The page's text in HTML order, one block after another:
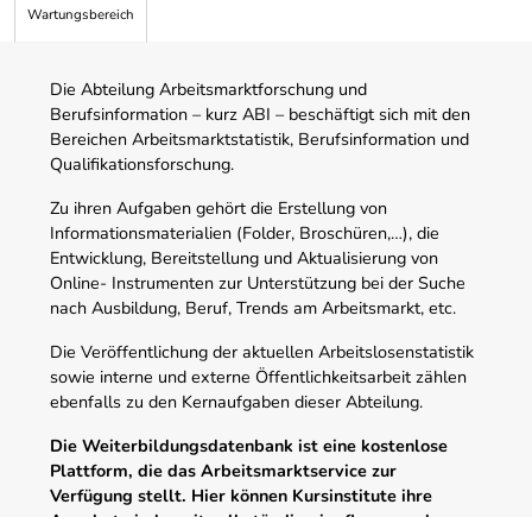
Wartungsbereich
Die Abteilung Arbeitsmarktforschung und
Berufsinformation – kurz ABI – beschäftigt sich mit den
Bereichen Arbeitsmarktstatistik, Berufsinformation und
Qualifikationsforschung.
Zu ihren Aufgaben gehört die Erstellung von
Informationsmaterialien (Folder, Broschüren,…), die
Entwicklung, Bereitstellung und Aktualisierung von
Online- Instrumenten zur Unterstützung bei der Suche
nach Ausbildung, Beruf, Trends am Arbeitsmarkt, etc.
Die Veröffentlichung der aktuellen Arbeitslosenstatistik
sowie interne und externe Öffentlichkeitsarbeit zählen
ebenfalls zu den Kernaufgaben dieser Abteilung.
Die Weiterbildungsdatenbank ist eine kostenlose
Plattform, die das Arbeitsmarktservice zur
Verfügung stellt. Hier können Kursinstitute ihre